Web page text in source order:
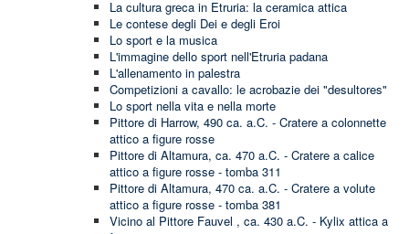
La cultura greca in Etruria: la ceramica attica
Le contese degli Dei e degli Eroi
Lo sport e la musica
L'immagine dello sport nell'Etruria padana
L'allenamento in palestra
Competizioni a cavallo: le acrobazie dei "desultores"
Lo sport nella vita e nella morte
Pittore di Harrow, 490 ca. a.C. - Cratere a colonnette
attico a figure rosse
Pittore di Altamura, ca. 470 a.C. - Cratere a calice
attico a figure rosse - tomba 311
Pittore di Altamura, 470 ca. a.C. - Cratere a volute
attico a figure rosse - tomba 381
Vicino al Pittore Fauvel , ca. 430 a.C. - Kylix attica a